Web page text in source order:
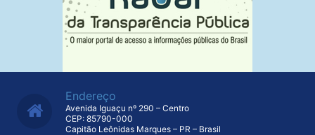
Endereço
Avenida Iguaçu nº 290 – Centro
CEP: 85790-000
Capitão Leônidas Marques – PR – Brasil